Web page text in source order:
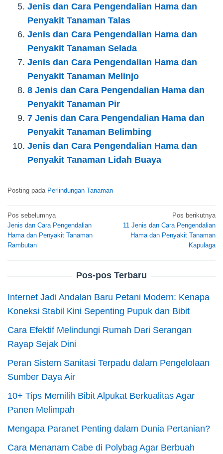
Jenis dan Cara Pengendalian Hama dan
Penyakit Tanaman Talas
Jenis dan Cara Pengendalian Hama dan
Penyakit Tanaman Selada
Jenis dan Cara Pengendalian Hama dan
Penyakit Tanaman Melinjo
8 Jenis dan Cara Pengendalian Hama dan
Penyakit Tanaman Pir
7 Jenis dan Cara Pengendalian Hama dan
Penyakit Tanaman Belimbing
Jenis dan Cara Pengendalian Hama dan
Penyakit Tanaman Lidah Buaya
Posting pada Perlindungan Tanaman
Navigasi
pos
Pos sebelumnya
Jenis dan Cara Pengendalian
Hama dan Penyakit Tanaman
Rambutan
Pos berikutnya
11 Jenis dan Cara Pengendalian
Hama dan Penyakit Tanaman
Kapulaga
Pos-pos Terbaru
Internet Jadi Andalan Baru Petani Modern: Kenapa
Koneksi Stabil Kini Sepenting Pupuk dan Bibit
Cara Efektif Melindungi Rumah Dari Serangan
Rayap Sejak Dini
Peran Sistem Sanitasi Terpadu dalam Pengelolaan
Sumber Daya Air
10+ Tips Memilih Bibit Alpukat Berkualitas Agar
Panen Melimpah
Mengapa Paranet Penting dalam Dunia Pertanian?
Cara Menanam Cabe di Polybag Agar Berbuah